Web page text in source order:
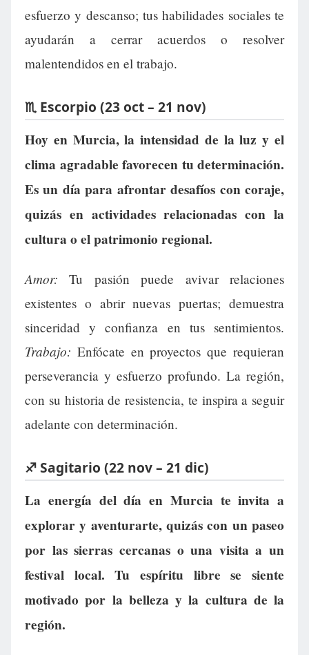
esfuerzo y descanso; tus habilidades sociales te
ayudarán a cerrar acuerdos o resolver
malentendidos en el trabajo.
♏ Escorpio (23 oct – 21 nov)
Hoy en Murcia, la intensidad de la luz y el
clima agradable favorecen tu determinación.
Es un día para afrontar desafíos con coraje,
quizás en actividades relacionadas con la
cultura o el patrimonio regional.
Amor: Tu pasión puede avivar relaciones
existentes o abrir nuevas puertas; demuestra
sinceridad y confianza en tus sentimientos.
Trabajo: Enfócate en proyectos que requieran
perseverancia y esfuerzo profundo. La región,
con su historia de resistencia, te inspira a seguir
adelante con determinación.
♐ Sagitario (22 nov – 21 dic)
La energía del día en Murcia te invita a
explorar y aventurarte, quizás con un paseo
por las sierras cercanas o una visita a un
festival local. Tu espíritu libre se siente
motivado por la belleza y la cultura de la
región.